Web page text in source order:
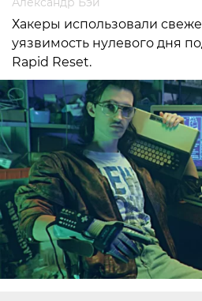
Хакеры использовали
уязвимость нулевого дня
Rapid Reset.